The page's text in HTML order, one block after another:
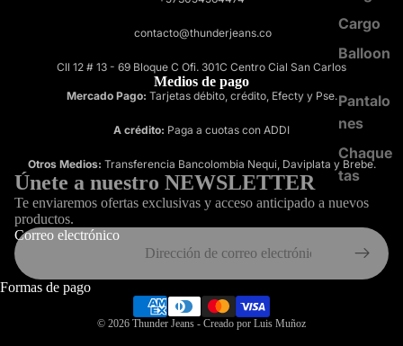
Cargo
Balloon
Pantalo
nes
Chaque
tas
contacto@thunderjeans.co
Cll 12 # 13 - 69 Bloque C Ofi. 301C Centro Cial San Carlos
Medios de pago
Mercado Pago: Tarjetas débito, crédito, Efecty y Pse.
A crédito: Paga a cuotas con ADDI
Otros Medios: Transferencia Bancolombia Nequi, Daviplata y Brebe.
Únete a nuestro NEWSLETTER
Te enviaremos ofertas exclusivas y acceso anticipado a nuevos
productos.
Correo electrónico
Formas de pago
© 2026 Thunder Jeans - Creado por Luis Muñoz